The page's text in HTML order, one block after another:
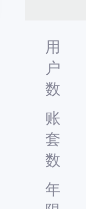
用
户
数
账
套
数
年